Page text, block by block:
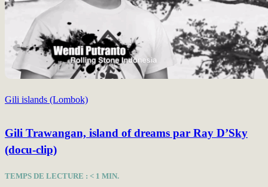
Gili islands (Lombok)
Gili Trawangan, island of dreams par Ray D’Sky
(docu-clip)
TEMPS DE LECTURE : < 1 MIN.